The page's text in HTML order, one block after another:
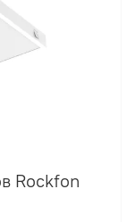
Rockfon